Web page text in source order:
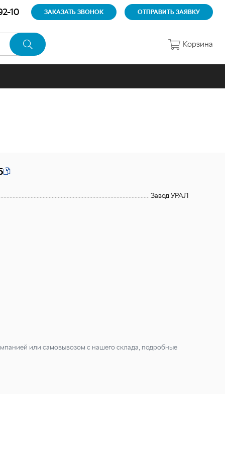
10 ЗАКАЗАТЬ ЗВОНОК ОТПРАВИТЬ ЗАЯВКУ
Корзина
Завод УРАЛ
или самовывозом с нашего склада, подробные